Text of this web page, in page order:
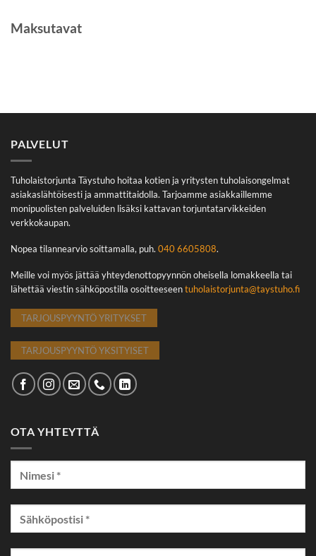
Maksutavat
PALVELUT
Tuholaistorjunta Täystuho hoitaa kotien ja yritysten tuholaisongelmat
asiakaslähtöisesti ja ammattitaidolla. Tarjoamme asiakkaillemme
monipuolisten palveluiden lisäksi kattavan torjuntatarvikkeiden
verkkokaupan.
Nopea tilannearvio soittamalla, puh. 040 6605808.
Meille voi myös jättää yhteydenottopyynnön oheisella lomakkeella tai
lähettää viestin sähköpostilla osoitteeseentuholaistorjunta@taystuho.fi
TARJOUSPYYNTÖ YRITYKSET
TARJOUSPYYNTÖ YKSITYISET
OTA YHTEYTTÄ